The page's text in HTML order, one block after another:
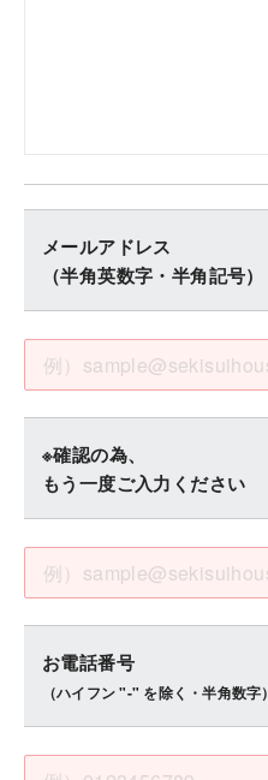
メールアドレス
（半角英数字・半角記号）
※確認の為、
もう一度ご入力ください
お電話番号
（ハイフン "-" を除く・半角数字）